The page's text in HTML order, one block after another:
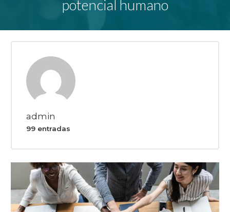
potencial humano
admin
99 entradas